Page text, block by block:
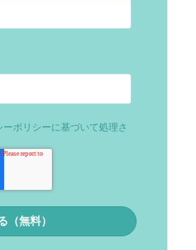
ーポリシーに基づいて処理さ